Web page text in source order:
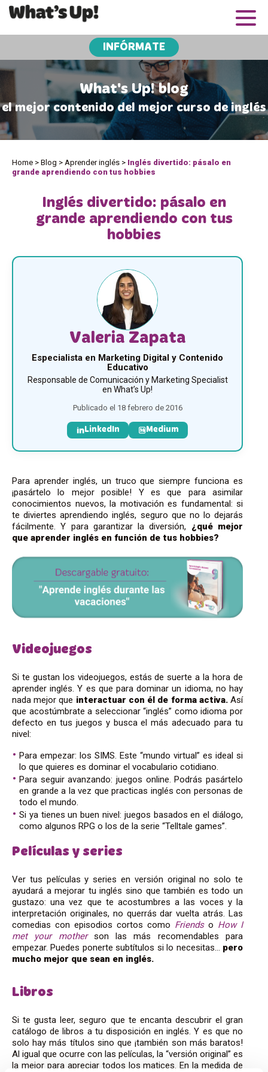
INFÓRMATE
What's Up! blog
el mejor contenido del mejor curso de inglés
Home > Blog > Aprender inglés > Inglés divertido: pásalo en
grande aprendiendo con tus hobbies
Inglés divertido: pásalo en
grande aprendiendo con tus
hobbies
Valeria Zapata
Especialista en Marketing Digital y Contenido
Educativo
Responsable de Comunicación y Marketing Specialist
en What’s Up!
Publicado el 18 febrero de 2016
LinkedIn Medium
Para aprender inglés, un truco que siempre funciona es
¡pasártelo lo mejor posible! Y es que para asimilar
conocimientos nuevos, la motivación es fundamental: si
te diviertes aprendiendo inglés, seguro que no lo dejarás
fácilmente. Y para garantizar la diversión, ¿qué mejor
que aprender inglés en función de tus hobbies?
Videojuegos
Si te gustan los videojuegos, estás de suerte a la hora de
aprender inglés. Y es que para dominar un idioma, no hay
nada mejor que interactuar con él de forma activa.Así
que acostúmbrate a seleccionar “inglés” como idioma por
defecto en tus juegos y busca el más adecuado para tu
nivel:
Para empezar: los SIMS. Este “mundo virtual” es ideal si
lo que quieres es dominar el vocabulario cotidiano.
Para seguir avanzando: juegos online. Podrás pasártelo
en grande a la vez que practicas inglés con personas de
todo el mundo.
Si ya tienes un buen nivel: juegos basados en el diálogo,
como algunos RPG o los de la serie “Telltale games”.
Películas y series
Ver tus películas y series en versión original no solo te
ayudará a mejorar tu inglés sino que también es todo un
gustazo: una vez que te acostumbres a las voces y la
interpretación originales, no querrás dar vuelta atrás. Las
comedias con episodios cortos como Friendso How I
met your motherson las más recomendables para
empezar. Puedes ponerte subtítulos si lo necesitas… pero
mucho mejor que sean en inglés.
Libros
Si te gusta leer, seguro que te encanta descubrir el gran
catálogo de libros a tu disposición en inglés. Y es que no
solo hay más títulos sino que ¡también son más baratos!
Al igual que ocurre con las películas, la “versión original” es
la mejor para apreciar todos los matices. En la medida de